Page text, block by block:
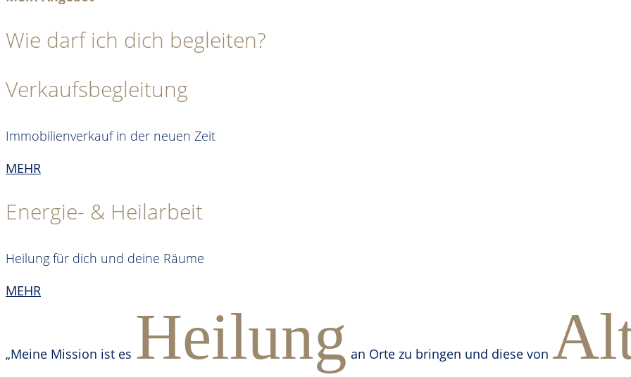
Wie darf ich dich begleiten?
Verkaufsbegleitung
Immobilienverkauf in der neuen Zeit
MEHR
Energie- & Heilarbeit
Heilung für dich und deine Räume
MEHR
„Meine Mission ist es Heilung an Orte zu bringen und diese von